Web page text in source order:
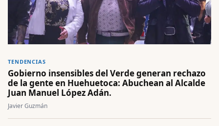
TENDENCIAS
Gobierno insensibles del Verde generan rechazo
de la gente en Huehuetoca: Abuchean al Alcalde
Juan Manuel López Adán.
Javier Guzmán